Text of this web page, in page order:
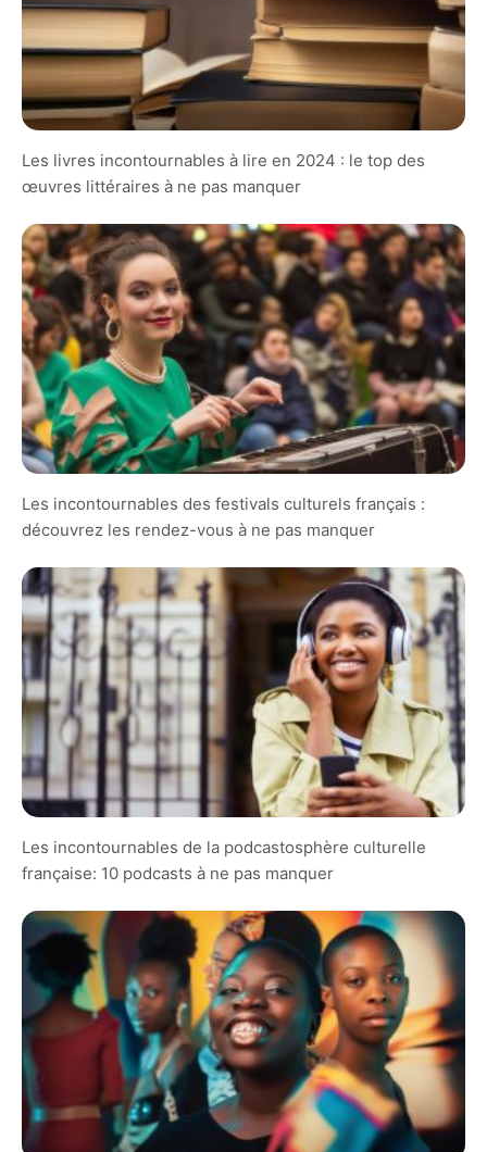
Les livres incontournables à lire en 2024 : le top des
œuvres littéraires à ne pas manquer
Les incontournables des festivals culturels français :
découvrez les rendez-vous à ne pas manquer
Les incontournables de la podcastosphère culturelle
française: 10 podcasts à ne pas manquer